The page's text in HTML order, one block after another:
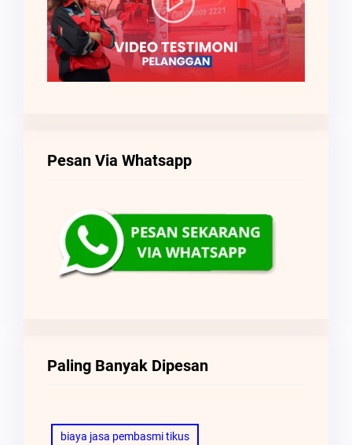
Pesan Via Whatsapp
Paling Banyak Dipesan
biaya jasa pembasmi tikus